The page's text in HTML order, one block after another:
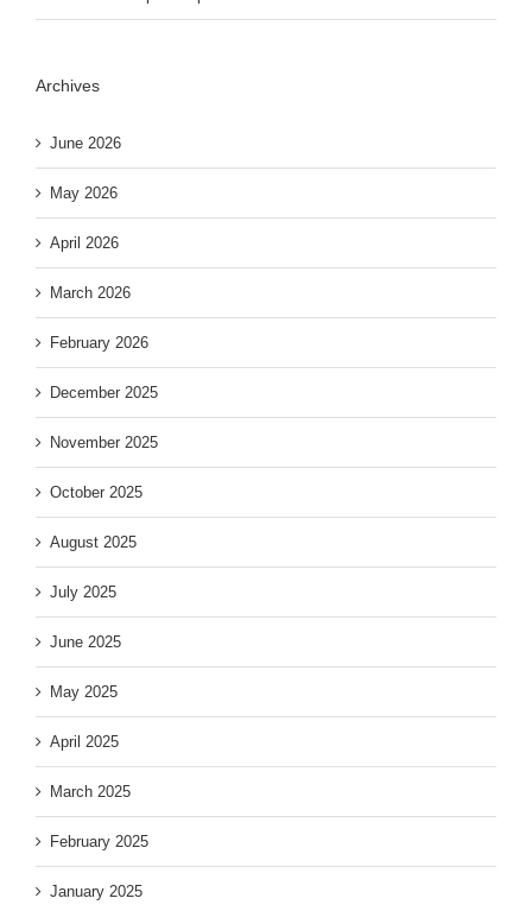
Archives
June 2026
May 2026
April 2026
March 2026
February 2026
December 2025
November 2025
October 2025
August 2025
July 2025
June 2025
May 2025
April 2025
March 2025
February 2025
January 2025